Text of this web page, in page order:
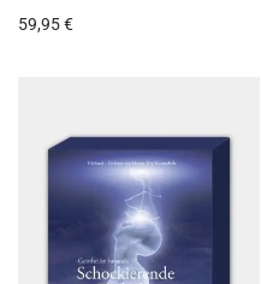
Bewertet mit
59,95€